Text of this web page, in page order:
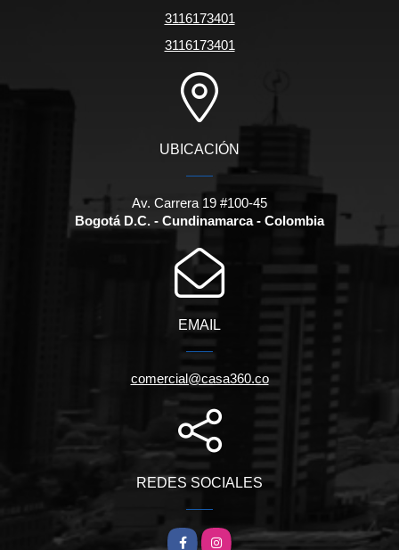
3116173401
3116173401
UBICACIÓN
Av. Carrera 19 #100-45
Bogotá D.C. - Cundinamarca - Colombia
EMAIL
comercial@casa360.co
REDES SOCIALES
FacebookInstagram